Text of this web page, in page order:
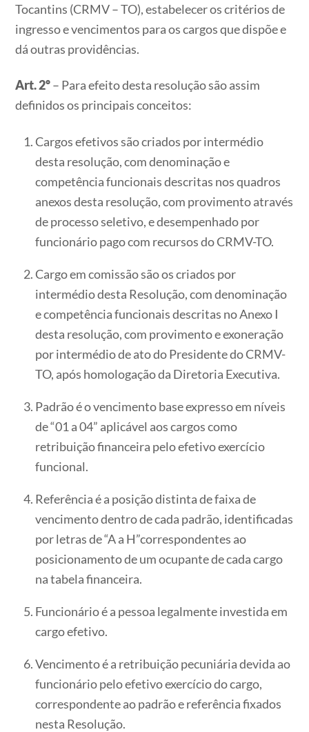
Tocantins (CRMV – TO), estabelecer os critérios de
ingresso e vencimentos para os cargos que dispõe e
dá outras providências.
Art. 2º– Para efeito desta resolução são assim
definidos os principais conceitos:
Cargos efetivos são criados por intermédio
desta resolução, com denominação e
competência funcionais descritas nos quadros
anexos desta resolução, com provimento através
de processo seletivo, e desempenhado por
funcionário pago com recursos do CRMV-TO.
Cargo em comissão são os criados por
intermédio desta Resolução, com denominação
e competência funcionais descritas no Anexo I
desta resolução, com provimento e exoneração
por intermédio de ato do Presidente do CRMV-
TO, após homologação da Diretoria Executiva.
Padrão é o vencimento base expresso em níveis
de “01 a 04” aplicável aos cargos como
retribuição financeira pelo efetivo exercício
funcional.
Referência é a posição distinta de faixa de
vencimento dentro de cada padrão, identificadas
por letras de “A a H”correspondentes ao
posicionamento de um ocupante de cada cargo
na tabela financeira.
Funcionário é a pessoa legalmente investida em
cargo efetivo.
Vencimento é a retribuição pecuniária devida ao
funcionário pelo efetivo exercício do cargo,
correspondente ao padrão e referência fixados
nesta Resolução.